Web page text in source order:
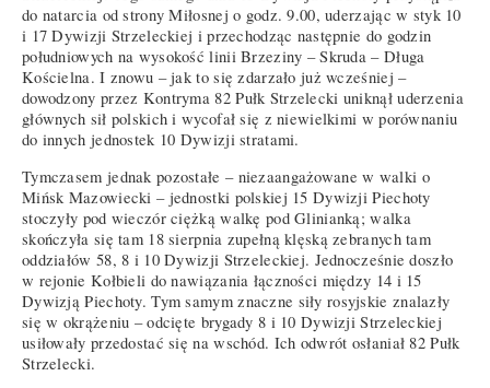
do natarcia od strony Miłosnej o godz. 9.00, uderzając w styk 10
i 17 Dywizji Strzeleckiej i przechodząc następnie do godzin
południowych na wysokość linii Brzeziny – Skruda – Długa
Kościelna. I znowu – jak to się zdarzało już wcześniej –
dowodzony przez Kontryma 82 Pułk Strzelecki uniknął uderzenia
głównych sił polskich i wycofał się z niewielkimi w porównaniu
do innych jednostek 10 Dywizji stratami.
Tymczasem jednak pozostałe – niezaangażowane w walki o
Mińsk Mazowiecki – jednostki polskiej 15 Dywizji Piechoty
stoczyły pod wieczór ciężką walkę pod Glinianką; walka
skończyła się tam 18 sierpnia zupełną klęską zebranych tam
oddziałów 58, 8 i 10 Dywizji Strzeleckiej. Jednocześnie doszło
w rejonie Kołbieli do nawiązania łączności między 14 i 15
Dywizją Piechoty. Tym samym znaczne siły rosyjskie znalazły
się w okrążeniu – odcięte brygady 8 i 10 Dywizji Strzeleckiej
usiłowały przedostać się na wschód. Ich odwrót osłaniał 82 Pułk
Strzelecki.